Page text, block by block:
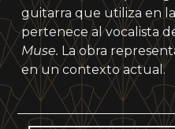
guitarra que utiliza en
pertenece al vocalista
Muse. La obra
en un contexto actual.